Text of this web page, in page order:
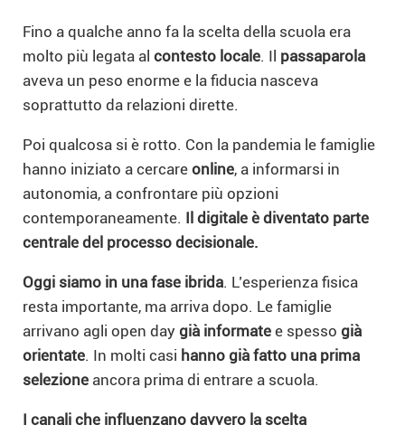
Fino a qualche anno fa la scelta della scuola era
molto più legata al contesto locale. Il passaparola
aveva un peso enorme e la fiducia nasceva
soprattutto da relazioni dirette.
Poi qualcosa si è rotto. Con la pandemia le famiglie
hanno iniziato a cercare online, a informarsi in
autonomia, a confrontare più opzioni
contemporaneamente. Il digitale è diventato parte
centrale del processo decisionale.
Oggi siamo in una fase ibrida. L’esperienza fisica
resta importante, ma arriva dopo. Le famiglie
arrivano agli open day già informate e spesso già
orientate. In molti casi hanno già fatto una prima
selezione ancora prima di entrare a scuola.
I canali che influenzano davvero la scelta